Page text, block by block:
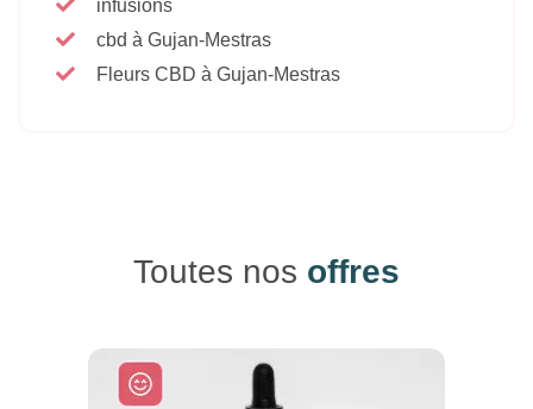
infusions
cbd à Gujan-Mestras
Fleurs CBD à Gujan-Mestras
Toutes nos offres